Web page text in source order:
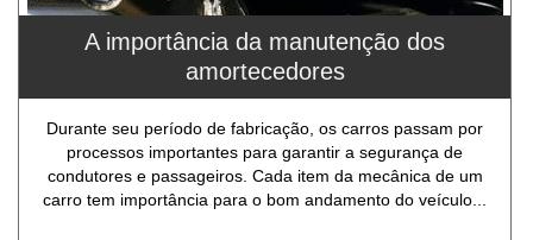
A importância da manutenção dos
amortecedores
Durante seu período de fabricação, os carros passam por
processos importantes para garantir a segurança de
condutores e passageiros. Cada item da mecânica de um
carro tem importância para o bom andamento do veículo...